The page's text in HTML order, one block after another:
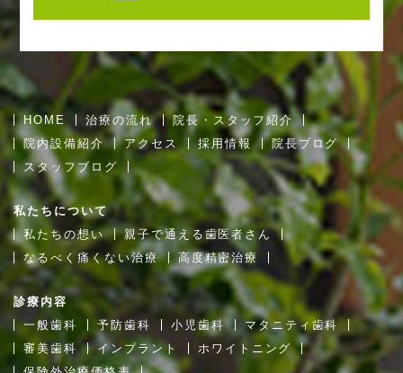
HOME 治療の流れ
院長・スタッフ紹介
院内設備紹介
アクセス 採用情報
院長ブログ
スタッフブログ
私たちについて
私たちの想い
親子で通える歯医者さん
なるべく痛くない治療
高度精密治療
診療内容
一般歯科
予防歯科 小児歯科
マタニティ歯科
審美歯科
インプラント
ホワイトニング